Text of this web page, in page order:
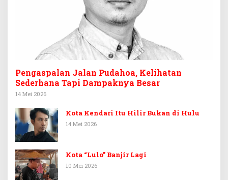
Pengaspalan Jalan Pudahoa, Kelihatan
Sederhana Tapi Dampaknya Besar
14 Mei 2026
Kota Kendari Itu Hilir Bukan di Hulu
14 Mei 2026
Kota “Lulo” Banjir Lagi
10 Mei 2026